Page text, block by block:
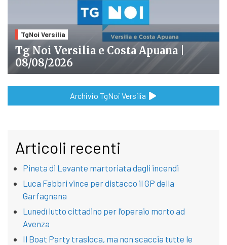
TgNoi Versilia
Tg Noi Versilia e Costa Apuana |
08/08/2026
Archivio TgNoi Versilia
Articoli recenti
Pineta di Levante martoriata dagli incendi
Luca Fabbri vince per distacco il GP della
Garfagnana
Lunedì lutto cittadino per l’operaio morto ad
Avenza
Il Boat Party trasloca, ma non scaccia tutte le